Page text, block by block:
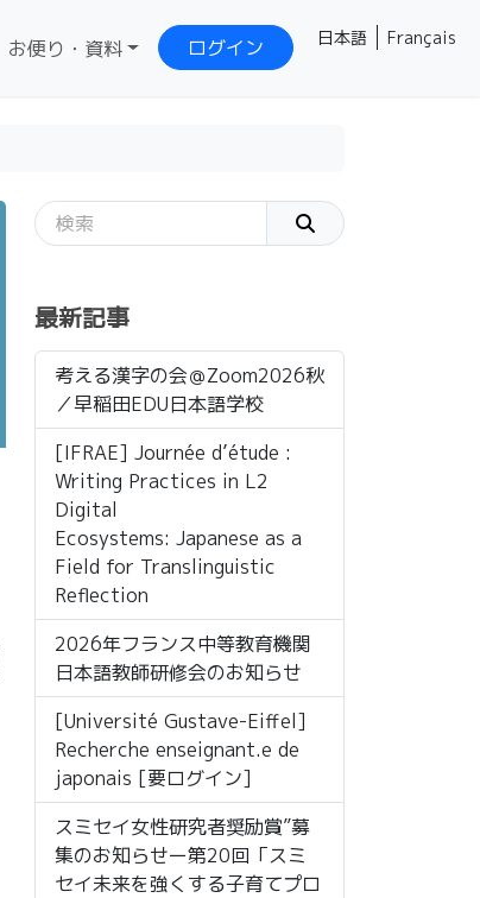
お便り・資料 ログイン Français
日本語
最新記事
考える漢字の会＠Zoom2026秋
／早稲田EDU日本語学校
[IFRAE] Journée d’étude :
Writing Practices in L2
Digital
Ecosystems: Japanese as a
Field for Translinguistic
Reflection
2026年フランス中等教育機関
日本語教師研修会のお知らせ
[Université Gustave-Eiffel]
Recherche enseignant.e de
japonais [要ログイン]
スミセイ女性研究者奨励賞”募
集のお知らせー第20回「スミ
セイ未来を強くする子育てプロ